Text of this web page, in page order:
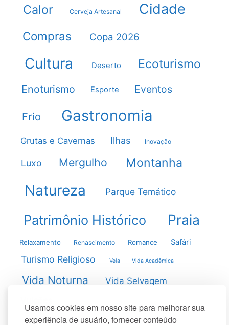
Usamos cookies em nosso site para melhorar sua
experiência de usuário, fornecer conteúdo
Calor Cerveja Artesanal Cidade
Compras Copa 2026
Cultura Deserto Ecoturismo
Enoturismo Esporte Eventos
Frio Gastronomia
Grutas e Cavernas Ilhas Inovação
Luxo Mergulho Montanha
Natureza Parque Temático
Patrimônio Histórico Praia
Relaxamento Renascimento Romance Safári
Turismo Religioso Vela Vida Acadêmica
Vida Noturna Vida Selvagem